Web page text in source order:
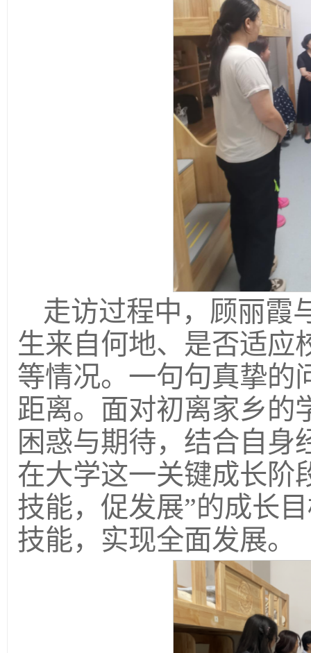
走访过程中，顾丽霞
生来自何地、是否适应
等情况。一句句真挚的
距离。面对初离家乡的
困惑与期待，结合自身
在大学这一关键成长阶
技能，促发展”的成长
技能，实现全面发展。